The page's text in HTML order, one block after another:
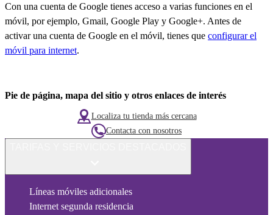
Con una cuenta de Google tienes acceso a varias funciones en el
móvil, por ejemplo, Gmail, Google Play y Google+. Antes de
activar una cuenta de Google en el móvil, tienes que configurar el
móvil para internet.
Pie de página, mapa del sitio y otros enlaces de interés
Localiza tu tienda más cercana
Contacta con nosotros
Líneas móviles adicionales
Internet segunda residencia